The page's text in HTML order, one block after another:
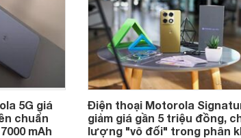
5G giá
chuẩn
mAh
Điện thoại Motorola
giảm giá gần 5 triệu đồng,
lượng "vô đối" trong phân